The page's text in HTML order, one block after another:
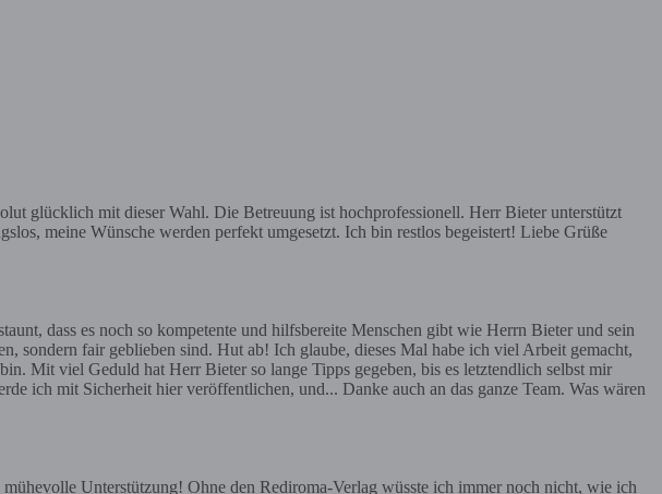
glücklich mit dieser Wahl. Die Betreuung ist hochprofessionell. Herr Bieter unterstützt
meine Wünsche werden perfekt umgesetzt. Ich bin restlos begeistert! Liebe Grüße
dass es noch so kompetente und hilfsbereite Menschen gibt wie Herrn Bieter und sein
sondern fair geblieben sind. Hut ab! Ich glaube, dieses Mal habe ich viel Arbeit gemacht,
Mit viel Geduld hat Herr Bieter so lange Tipps gegeben, bis es letztendlich selbst mir
ich mit Sicherheit hier veröffentlichen, und... Danke auch an das ganze Team. Was wären
Unterstützung! Ohne den Rediroma-Verlag wüsste ich immer noch nicht, wie ich